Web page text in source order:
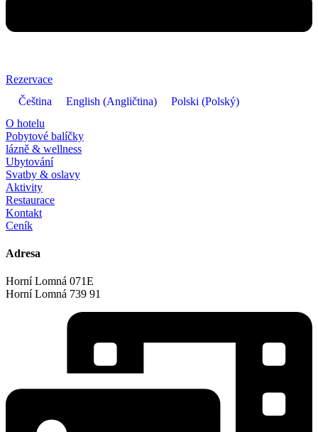
Rezervace
Čeština
English (Angličtina) Polski (Polský)
O hotelu
Pobytové balíčky
lázně & wellness
Ubytování
Svatby & oslavy
Aktivity
Restaurace
Kontakt
Ceník
Adresa
Horní Lomná 071E
Horní Lomná 739 91